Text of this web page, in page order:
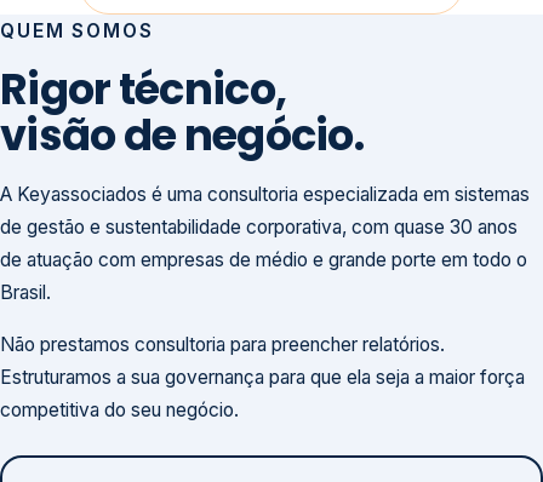
QUEM SOMOS
Rigor técnico,
visão de negócio.
A Keyassociados é uma consultoria especializada em sistemas
de gestão e sustentabilidade corporativa, com quase 30 anos
de atuação com empresas de médio e grande porte em todo o
Brasil.
Não prestamos consultoria para preencher relatórios.
Estruturamos a sua governança para que ela seja a maior força
competitiva do seu negócio.